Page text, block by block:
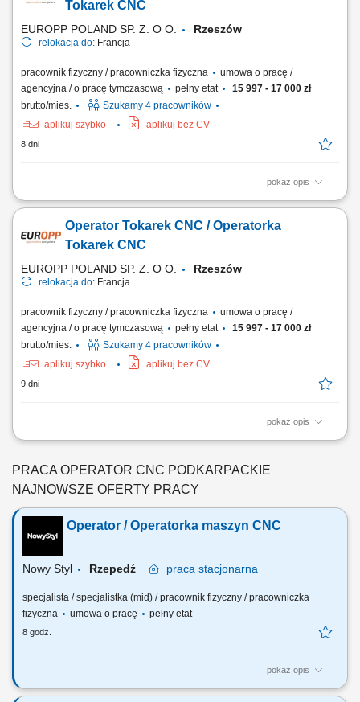
materiału oraz ustawianie półfabrykatów w przestrzeni roboczej;
Tokarek CNC
EUROPP POLAND SP. Z. O O. Rzeszów
relokacja do: Francja
pracownik fizyczny / pracowniczka fizyczna
umowa o pracę /
agencyjna / o pracę tymczasową
pełny etat
15 997 - 17 000 zł
brutto/mies.
Szukamy 4 pracowników
aplikuj szybko
aplikuj bez CV
8 dni
pokaż opis
Co będziesz robić: Ustawiać i obsługiwać tokarki CNC oraz nadzorować
rysunkiem; Weryfikować jakość i wymiary gotowych detalów za pomocą
narzędzi pomiarowych;
Operator Tokarek CNC / Operatorka
Tokarek CNC
EUROPP POLAND SP. Z. O O. Rzeszów
relokacja do: Francja
pracownik fizyczny / pracowniczka fizyczna
umowa o pracę /
agencyjna / o pracę tymczasową
pełny etat
15 997 - 17 000 zł
brutto/mies.
Szukamy 4 pracowników
aplikuj szybko
aplikuj bez CV
9 dni
pokaż opis
Zakres obowiązków: Obsługa i ustawianie tokarek CNC pod konkretny
podstawie dokumentacji; Nadzór nad procesem obróbki i kontrola
jakości elementów; Prowadzenie pomiarów kontrolnych przy użyciu
narzędzi pomiarowych;
PRACA OPERATOR CNC PODKARPACKIE
NAJNOWSZE OFERTY PRACY
Operator / Operatorka maszyn CNC
Nowy Styl Rzepedź praca stacjonarna
specjalista / specjalistka (mid) / pracownik fizyczny / pracowniczka
fizyczna
umowa o pracę pełny etat
8 godz.
pokaż opis
Twój zakres obowiązków: praca na stanowisku produkcyjnym w